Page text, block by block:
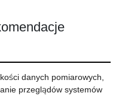
danych pomiarowych,
przeglądów systemów